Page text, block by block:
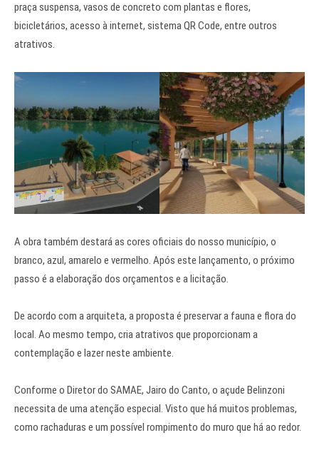
praça suspensa, vasos de concreto com plantas e flores,
bicicletários, acesso à internet, sistema QR Code, entre outros
atrativos.
A obra também destará as cores oficiais do nosso município, o
branco, azul, amarelo e vermelho. Após este lançamento, o próximo
passo é a elaboração dos orçamentos e a licitação.
De acordo com a arquiteta, a proposta é preservar a fauna e flora do
local. Ao mesmo tempo, cria atrativos que proporcionam a
contemplação e lazer neste ambiente.
Conforme o Diretor do SAMAE, Jairo do Canto, o açude Belinzoni
necessita de uma atenção especial. Visto que há muitos problemas,
como rachaduras e um possível rompimento do muro que há ao redor.